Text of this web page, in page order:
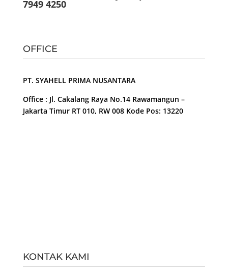
7949 4250
OFFICE
PT. SYAHELL PRIMA NUSANTARA
Office : Jl. Cakalang Raya No.14 Rawamangun –
Jakarta Timur RT 010, RW 008 Kode Pos: 13220
KONTAK KAMI